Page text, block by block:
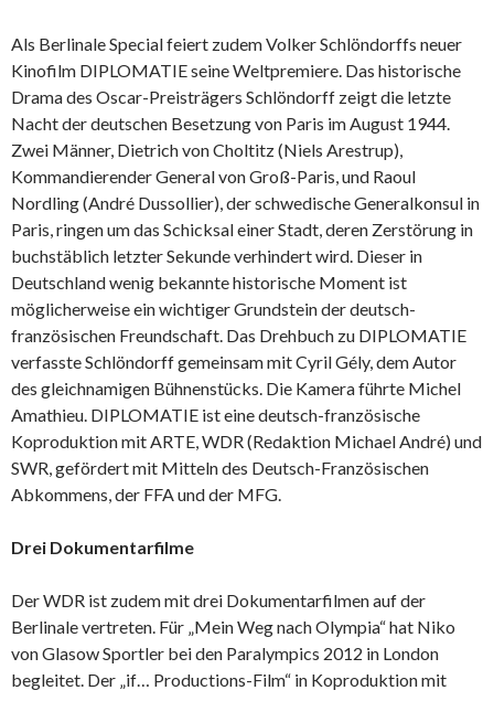
Als Berlinale Special feiert zudem Volker Schlöndorffs neuer
Kinofilm DIPLOMATIE seine Weltpremiere. Das historische
Drama des Oscar-Preisträgers Schlöndorff zeigt die letzte
Nacht der deutschen Besetzung von Paris im August 1944.
Zwei Männer, Dietrich von Choltitz (Niels Arestrup),
Kommandierender General von Groß-Paris, und Raoul
Nordling (André Dussollier), der schwedische Generalkonsul in
Paris, ringen um das Schicksal einer Stadt, deren Zerstörung in
buchstäblich letzter Sekunde verhindert wird. Dieser in
Deutschland wenig bekannte historische Moment ist
möglicherweise ein wichtiger Grundstein der deutsch-
französischen Freundschaft. Das Drehbuch zu DIPLOMATIE
verfasste Schlöndorff gemeinsam mit Cyril Gély, dem Autor
des gleichnamigen Bühnenstücks. Die Kamera führte Michel
Amathieu. DIPLOMATIE ist eine deutsch-französische
Koproduktion mit ARTE, WDR (Redaktion Michael André) und
SWR, gefördert mit Mitteln des Deutsch-Französischen
Abkommens, der FFA und der MFG.
Drei Dokumentarfilme
Der WDR ist zudem mit drei Dokumentarfilmen auf der
Berlinale vertreten. Für „Mein Weg nach Olympia“ hat Niko
von Glasow Sportler bei den Paralympics 2012 in London
begleitet. Der „if… Productions-Film“ in Koproduktion mit